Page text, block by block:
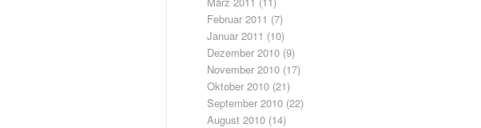
Februar 2011 (7)
Januar 2011 (10)
Dezember 2010 (9)
November 2010 (17)
Oktober 2010 (21)
September 2010 (22)
August 2010 (14)